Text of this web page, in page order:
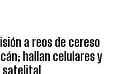
a reos de cereso
hallan celulares y